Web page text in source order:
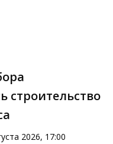
строительство
2026, 17:00